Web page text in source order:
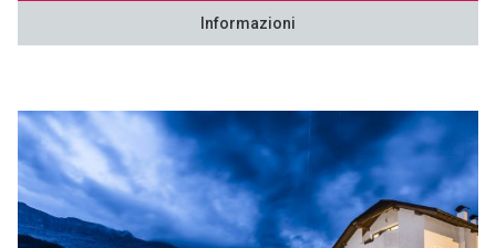
Informazioni